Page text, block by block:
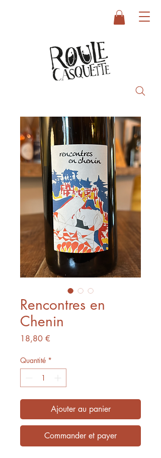
Rencontres en
Chenin
18,80 €
Quantité *
Ajouter au panier
Commander et payer